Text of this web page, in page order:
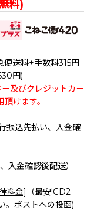
料)
便送料+手数料315円
円)
及びクレジットカー
けます。
振込先払い、入金確
入金確認後配送）
料金]
（最安!CD2
。ポストへの投函)